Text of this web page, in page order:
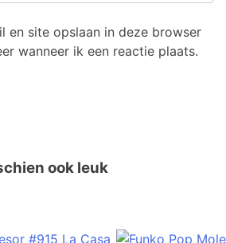
en site opslaan in deze browser
wanneer ik een reactie plaats.
ook leuk